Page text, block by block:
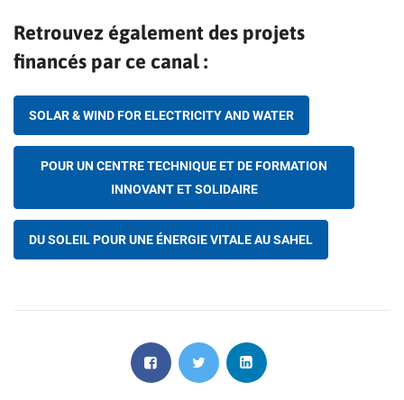
Retrouvez également des projets
financés par ce canal :
SOLAR & WIND FOR ELECTRICITY AND WATER
POUR UN CENTRE TECHNIQUE ET DE FORMATION
INNOVANT ET SOLIDAIRE
DU SOLEIL POUR UNE ÉNERGIE VITALE AU SAHEL